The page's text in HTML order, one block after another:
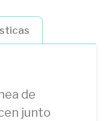
de
junto